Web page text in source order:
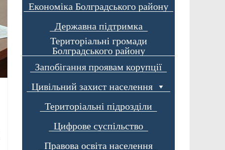
Економіка Болградського району
Державна підтримка
Територіальні громади
Болградського району
Запобігання проявам корупції
Цивільний захист населення
Територіальні підрозділи
Цифрове суспільство
Правова освіта населення